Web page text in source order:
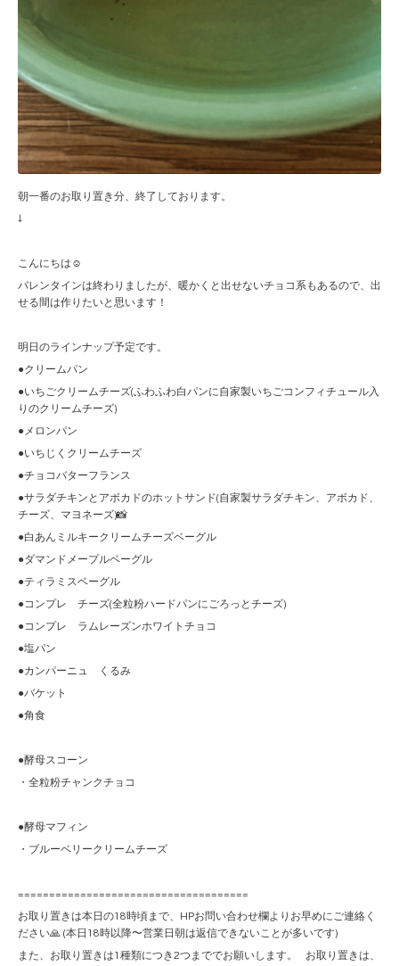
朝一番のお取り置き分、終了しております。
↓
こんにちは☺︎
バレンタインは終わりましたが、暖かくと出せないチョコ系もあるので、出
せる間は作りたいと思います！
明日のラインナップ予定です。
●クリームパン
●いちごクリームチーズ(ふわふわ白パンに自家製いちごコンフィチュール入
りのクリームチーズ)
●メロンパン
●いちじくクリームチーズ
●チョコバターフランス
●サラダチキンとアボカドのホットサンド(自家製サラダチキン、アボカド、
チーズ、マヨネーズ)📸
●白あんミルキークリームチーズベーグル
●ダマンドメープルベーグル
●ティラミスベーグル
●コンプレ チーズ(全粒粉ハードパンにごろっとチーズ)
●コンプレ ラムレーズンホワイトチョコ
●塩パン
●カンパーニュ くるみ
●バケット
●角食
●酵母スコーン
・全粒粉チャンクチョコ
●酵母マフィン
・ブルーベリークリームチーズ
=====================================
お取り置きは本日の18時頃まで、HPお問い合わせ欄よりお早めにご連絡く
ださい🙏 (本日18時以降〜営業日朝は返信できないことが多いです)
また、お取り置きは1種類につき2つまででお願いします。 お取り置きは、